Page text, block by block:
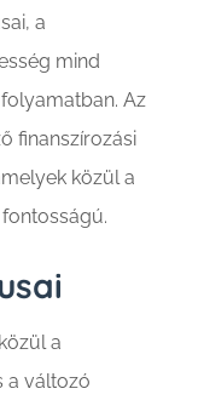
a
mind
Az
finanszírozási
közül a
a
a változó